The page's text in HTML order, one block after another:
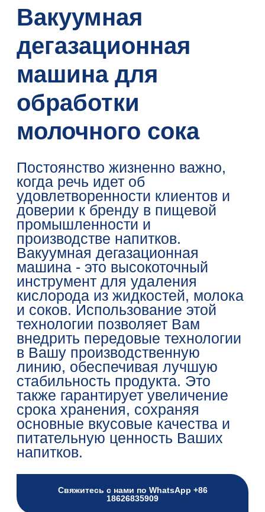
Вакуумная
дегазационная
машина для
обработки
молочного сока
Постоянство жизненно важно,
когда речь идет об
удовлетворенности клиентов и
доверии к бренду в пищевой
промышленности и
производстве напитков.
Вакуумная дегазационная
машина - это высокоточный
инструмент для удаления
кислорода из жидкостей, молока
и соков. Использование этой
технологии позволяет Вам
внедрить передовые технологии
в Вашу производственную
линию, обеспечивая лучшую
стабильность продукта. Это
также гарантирует увеличение
срока хранения, сохраняя
основные вкусовые качества и
питательную ценность Ваших
напитков.
Свяжитесь с нами по WhatsApp +86
18626835909